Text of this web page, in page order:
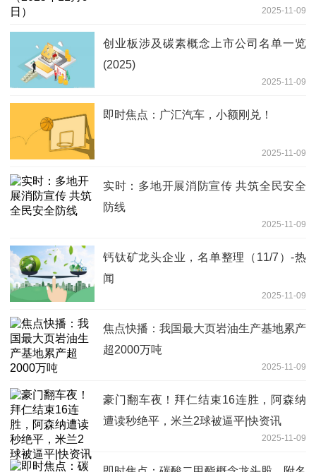
2025-11-09
创业板涉及碳素概念上市公司名单一览
(2025)
2025-11-09
即时焦点：广汇汽车，小额刚兑！
2025-11-09
实时：多地开展消防宣传 共筑全民安全
防线
2025-11-09
钙钛矿龙头企业，名单整理（11/7）-热
闻
2025-11-09
焦点快播：我国最大页岩油生产基地累产
超2000万吨
2025-11-09
豪门翻车夜！拜仁结束16连胜，阿森纳
遭读秒绝平，米兰2球被逼平|快资讯
2025-11-09